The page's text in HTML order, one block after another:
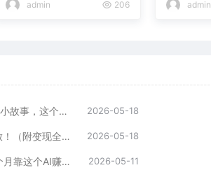
admin 206 admin
【夯爆了】在头条做《家长里短》二创小故事，这个月收益2w+ 2026-05-18
AI“暴躁老道”赛道，5条作品揽百万播放！（附变现全攻略） 2026-05-18
2026年AI一键生成，动漫转真人，这个月靠这个AI赚了2W+ 2026-05-11